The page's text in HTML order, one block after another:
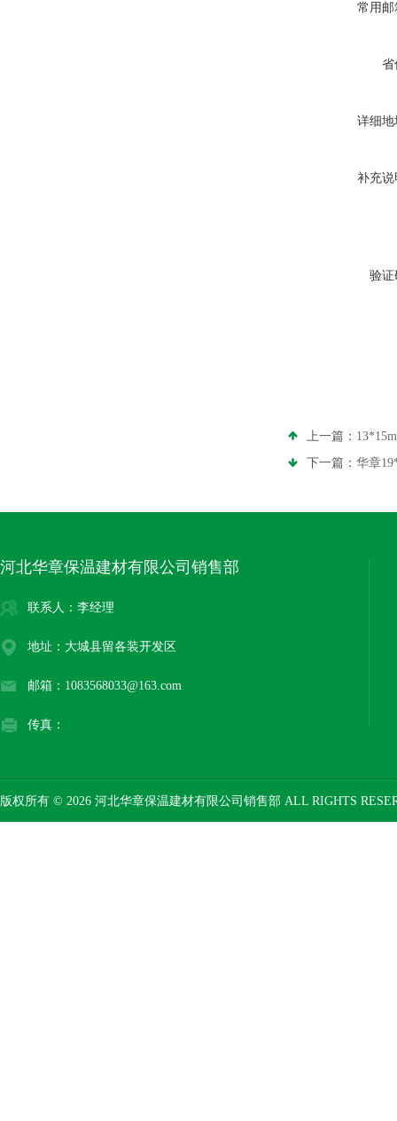
常用邮
省
详细地
补充说
验证
上一篇：
下一篇： 华章
河北华章保温建材有限公司销售部
联系人：李经理
地址：大城县留各装开发区
邮箱：1083568033@163.com
传真：
版权所有 © 2026 河北华章保温建材有限公司销售部 ALL RIGHTS